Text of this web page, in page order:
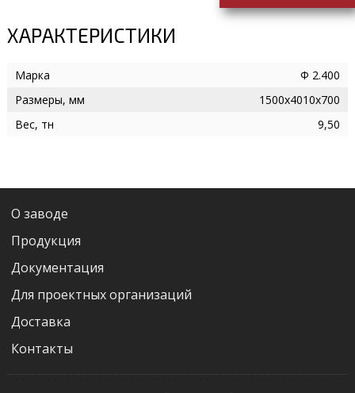
ХАРАКТЕРИСТИКИ
Марка
Ф 2.400
Размеры, мм
1500х4010х700
Вес, тн
9,50
О заводе
Продукция
Документация
Для проектных организаций
Доставка
Контакты